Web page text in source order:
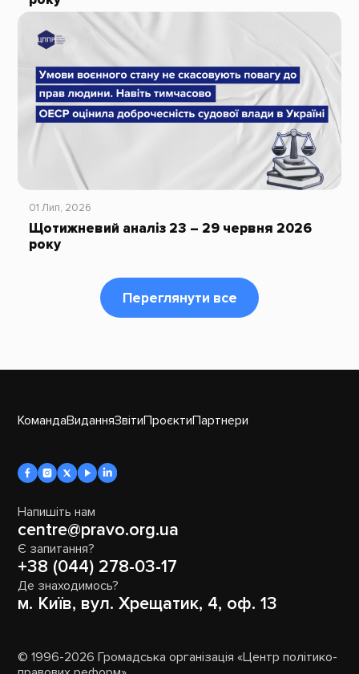
01 Лип, 2026
Щотижневий аналіз 23 – 29 червня 2026
року
Переглянути все
КомандаВиданняЗвітиПроєктиПартнери
Напишіть нам
centre@pravo.org.ua
Є запитання?
+38 (044) 278-03-17
Де знаходимось?
м. Київ, вул. Хрещатик, 4, оф. 13
© 1996-2026 Громадська організація «Центр політико-